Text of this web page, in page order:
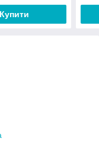
Купити